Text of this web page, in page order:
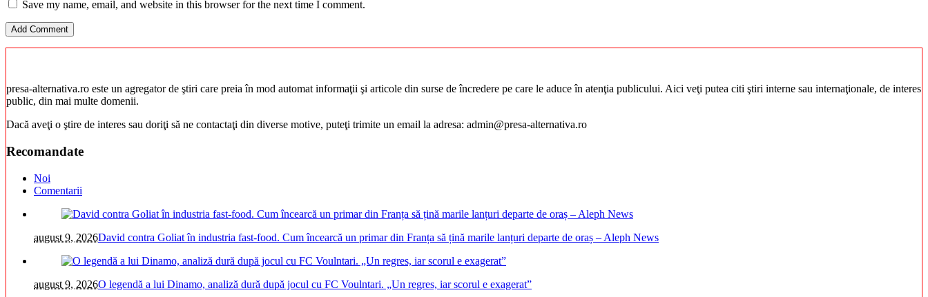
Save my name, email, and website in this browser for the next time I comment.
presa-alternativa.ro este un agregator de ştiri care preia în mod automat informaţii şi articole din surse de încredere pe care le aduce în atenţia publicului. Aici veţi putea citi ştiri interne sau internaţionale, de interes
public, din mai multe domenii.
Dacă aveţi o ştire de interes sau doriţi să ne contactaţi din diverse motive, puteţi trimite un email la adresa: admin@presa-alternativa.ro
Recomandate
Noi
Comentarii
august 9, 2026David contra Goliat în industria fast-food. Cum încearcă un primar din Franța să țină marile lanțuri departe de oraș – Aleph News
august 9, 2026O legendă a lui Dinamo, analiză dură după jocul cu FC Voulntari. „Un regres, iar scorul e exagerat”